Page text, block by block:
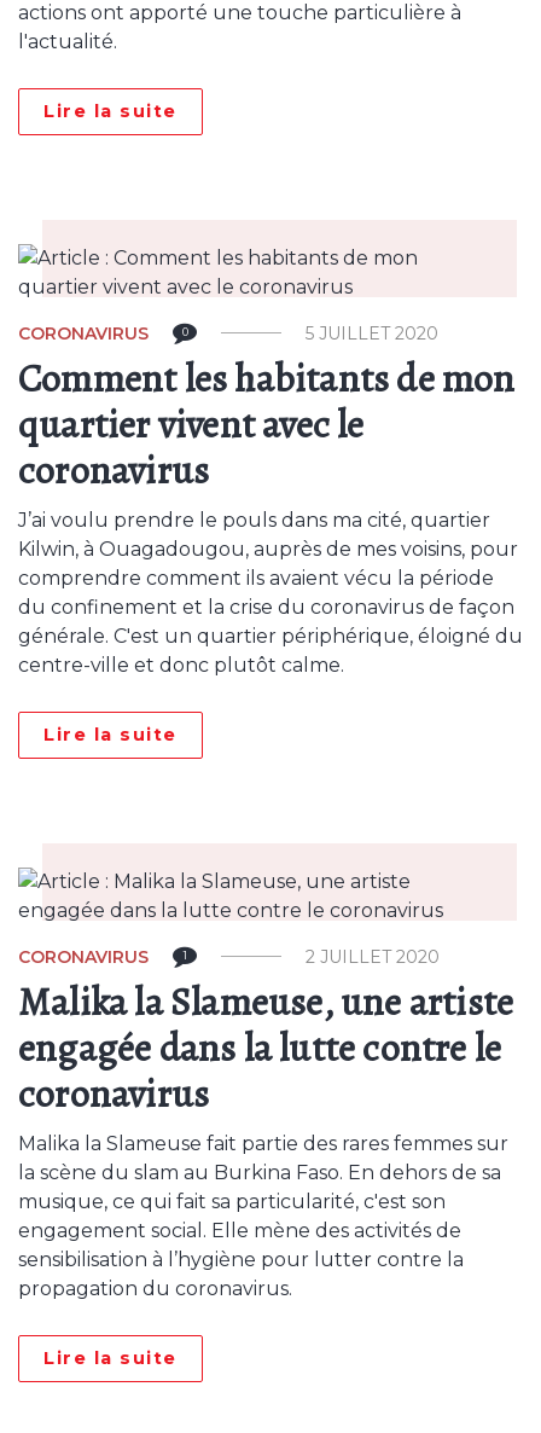
actions ont apporté une touche particulière à
l'actualité.
Lire la suite
CORONAVIRUS 0 5 JUILLET 2020
Comment les habitants de mon
quartier vivent avec le
coronavirus
J’ai voulu prendre le pouls dans ma cité, quartier
Kilwin, à Ouagadougou, auprès de mes voisins, pour
comprendre comment ils avaient vécu la période
du confinement et la crise du coronavirus de façon
générale. C'est un quartier périphérique, éloigné du
centre-ville et donc plutôt calme.
Lire la suite
CORONAVIRUS 1 2 JUILLET 2020
Malika la Slameuse, une artiste
engagée dans la lutte contre le
coronavirus
Malika la Slameuse fait partie des rares femmes sur
la scène du slam au Burkina Faso. En dehors de sa
musique, ce qui fait sa particularité, c'est son
engagement social. Elle mène des activités de
sensibilisation à l’hygiène pour lutter contre la
propagation du coronavirus.
Lire la suite